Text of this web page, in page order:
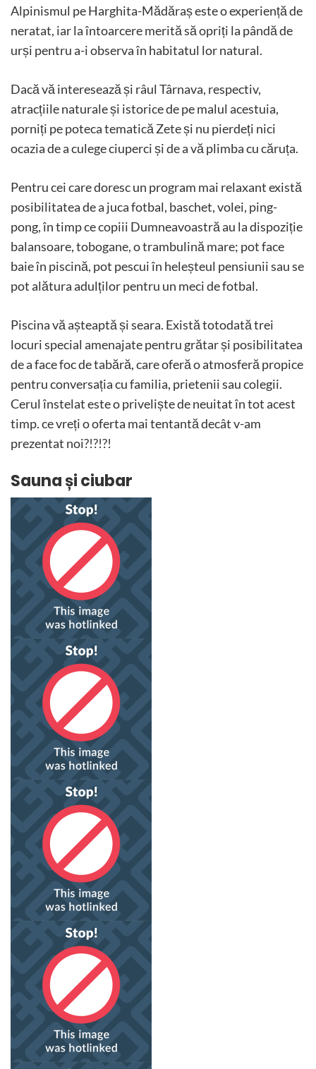
Alpinismul pe Harghita-Mădăraș este o experiență de
neratat, iar la întoarcere merită să opriți la pândă de
urși pentru a-i observa în habitatul lor natural.
Dacă vă interesează și râul Târnava, respectiv,
atracțiile naturale și istorice de pe malul acestuia,
porniți pe poteca tematică Zete și nu pierdeți nici
ocazia de a culege ciuperci și de a vă plimba cu căruța.
Pentru cei care doresc un program mai relaxant există
posibilitatea de a juca fotbal, baschet, volei, ping-
pong, în timp ce copiii Dumneavoastră au la dispoziție
balansoare, tobogane, o trambulină mare; pot face
baie în piscină, pot pescui în heleșteul pensiunii sau se
pot alătura adulților pentru un meci de fotbal.
Piscina vă așteaptă și seara. Există totodată trei
locuri special amenajate pentru grătar și posibilitatea
de a face foc de tabără, care oferă o atmosferă propice
pentru conversația cu familia, prietenii sau colegii.
Cerul înstelat este o priveliște de neuitat în tot acest
timp. ce vreți o oferta mai tentantă decât v-am
prezentat noi?!?!?!
Sauna și ciubar